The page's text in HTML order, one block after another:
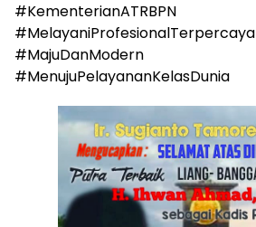
#KementerianATRBPN
#MelayaniProfesionalTerpercaya
#MajuDanModern
#MenujuPelayananKelasDunia